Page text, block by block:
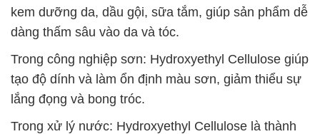
kem dưỡng da, dầu gội, sữa tắm, giúp sản phẩm dễ
dàng thấm sâu vào da và tóc.
Trong công nghiệp sơn: Hydroxyethyl Cellulose giúp
tạo độ dính và làm ổn định màu sơn, giảm thiểu sự
lắng đọng và bong tróc.
Trong xử lý nước: Hydroxyethyl Cellulose là thành